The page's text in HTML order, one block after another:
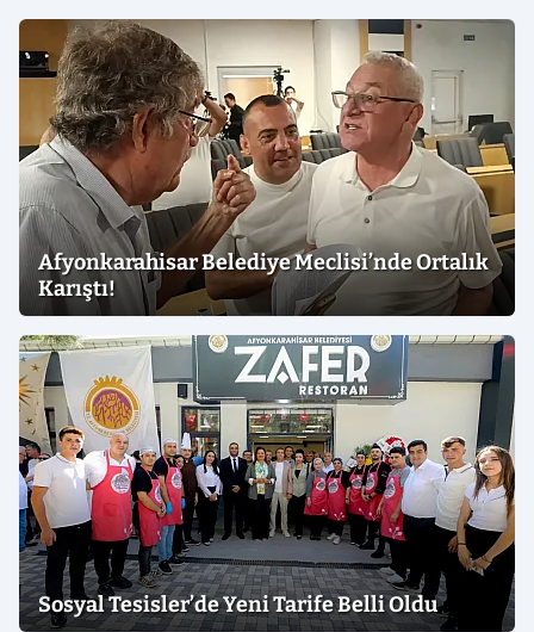
Afyonkarahisar Belediye Meclisi’nde Ortalık
Karıştı!
Sosyal Tesisler’de Yeni Tarife Belli Oldu